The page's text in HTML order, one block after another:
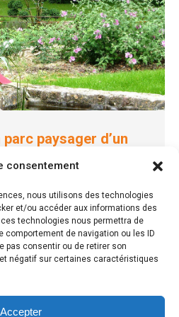
consentement
nous utilisons des technologies
et/ou accéder aux informations des
technologies nous permettra de
comportement de navigation ou les ID
pas consentir ou de retirer son
négatif sur certaines caractéristiques
Accepter
paysager d’un
d’un parc paysager en
d’un jardin paysager